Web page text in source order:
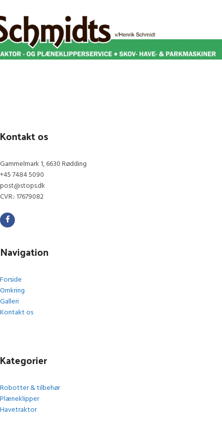
Kontakt os
Gammelmark 1, 6630 Rødding
+45 7484 5090
post@stops.dk
CVR.: 17679082
Navigation
Forside
Omkring
Galleri
Kontakt os
Kategorier
Robotter & tilbehør
Plæneklipper
Havetraktor